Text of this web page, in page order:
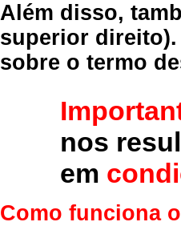
Além disso,
superior
sobre o termo
nos
em
Como funciona